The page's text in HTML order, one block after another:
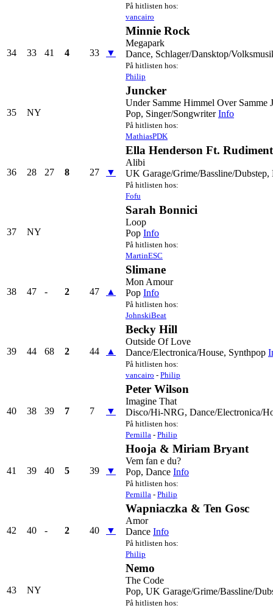
På hitlisten hos:
vancairo
34 33 41 4 33 ▼
Minnie Rock
Megapark
Dance, Schlager/Dansktop/
På hitlisten hos:
Philip
35 NY
Juncker
Under Samme Himmel Over Samme
Pop, Singer/Songwriter Info
På hitlisten hos:
MathiasPDK
36 28 27 8 27 ▼
Ella Henderson Ft.
Alibi
UK Garage/Grime/Bassline/Dubstep,
På hitlisten hos:
Fofu
37 NY
Sarah Bonnici
Loop
Pop Info
På hitlisten hos:
MartinESC
38 47 - 2 47 ▲
Slimane
Mon Amour
Pop Info
På hitlisten hos:
JohnskiBeat
39 44 68 2 44 ▲
Becky Hill
Outside Of Love
Dance/Electronica/House, Synthpop
På hitlisten hos:
vancairo - Philip
40 38 39 7 7 ▼
Peter Wilson
Imagine That
Disco/Hi-NRG, Dance/Electronica/
På hitlisten hos:
Pernilla - Philip
41 39 40 5 39 ▼
Hooja & Miriam Bryant
Vem fan e du?
Pop, Dance Info
På hitlisten hos:
Pernilla - Philip
42 40 - 2 40 ▼
Wapniaczka & Ten Gosc
Amor
Dance Info
På hitlisten hos:
Philip
43 NY
Nemo
The Code
Pop, UK Garage/Grime/Bassline/
På hitlisten hos: